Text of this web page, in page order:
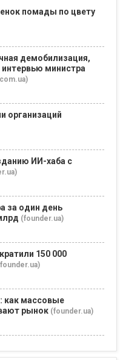
помады по цвету
демобилизация,
министра
организаций
ИИ-хаба с
за один день
(founder.ua)
150 000
как массовые
рынок (founder.ua)